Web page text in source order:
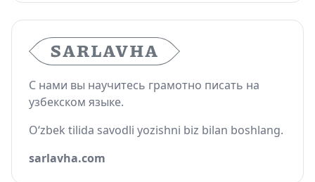
С нами вы научитесь грамотно писать на
узбекском языке.
O‘zbek tilida savodli yozishni biz bilan boshlang.
sarlavha.com